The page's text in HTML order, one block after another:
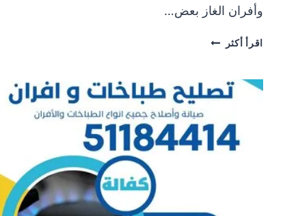
وأفران الغاز بعض…
اقرأ أكثر
رقم
–
51184414